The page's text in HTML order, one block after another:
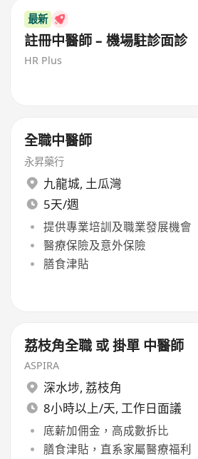
最新
註冊中醫師 – 機場駐診面診
HR Plus
全職中醫師
永昇藥行
九龍城, 土瓜灣
5天/週
提供專業培訓及職業發展機會
醫療保險及意外保險
膳食津貼
荔枝角全職 或 掛單 中醫師
ASPIRA
深水埗, 荔枝角
8小時以上/天, 工作日面議
底薪加佣金，高成數拆比
膳食津貼，直系家屬醫療福利